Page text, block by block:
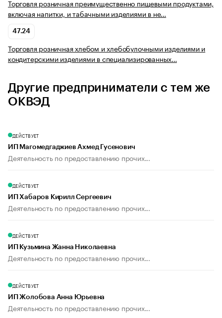
Торговля розничная преимущественно пищевыми продуктами,
включая напитки, и табачными изделиями в не…
47.24
Торговля розничная хлебом и хлебобулочными изделиями и
кондитерскими изделиями в специализированных…
Другие предприниматели с тем же
ОКВЭД
ДЕЙСТВУЕТ
ИП Магомедгаджиев Ахмед Гусенович
Деятельность по предоставлению прочих...
ДЕЙСТВУЕТ
ИП Хабаров Кирилл Сергеевич
Деятельность по предоставлению прочих...
ДЕЙСТВУЕТ
ИП Кузьмина Жанна Николаевна
Деятельность по предоставлению прочих...
ДЕЙСТВУЕТ
ИП Жолобова Анна Юрьевна
Деятельность по предоставлению прочих...